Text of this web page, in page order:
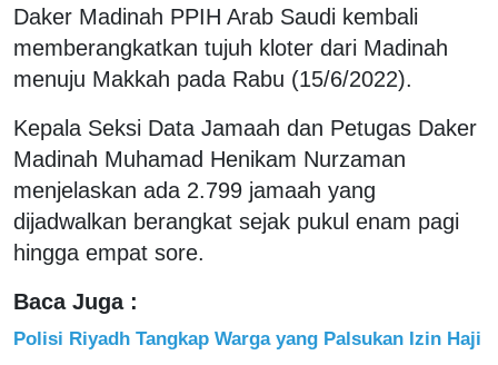
Daker Madinah PPIH Arab Saudi kembali
memberangkatkan tujuh kloter dari Madinah
menuju Makkah pada Rabu (15/6/2022).
Kepala Seksi Data Jamaah dan Petugas Daker
Madinah Muhamad Henikam Nurzaman
menjelaskan ada 2.799 jamaah yang
dijadwalkan berangkat sejak pukul enam pagi
hingga empat sore.
Baca Juga :
Polisi Riyadh Tangkap Warga yang Palsukan Izin Haji